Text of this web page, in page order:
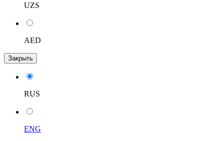
UZS
AED
Закрыть
RUS
ENG